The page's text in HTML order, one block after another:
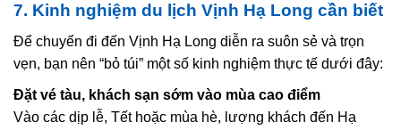
7. Kinh nghiệm du lịch Vịnh Hạ Long cần biết
Để chuyến đi đến Vịnh Hạ Long diễn ra suôn sẻ và trọn
vẹn, bạn nên “bỏ túi” một số kinh nghiệm thực tế dưới đây:
Đặt vé tàu, khách sạn sớm vào mùa cao điểm
Vào các dịp lễ, Tết hoặc mùa hè, lượng khách đến Hạ